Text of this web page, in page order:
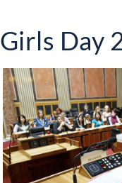
Girls Day